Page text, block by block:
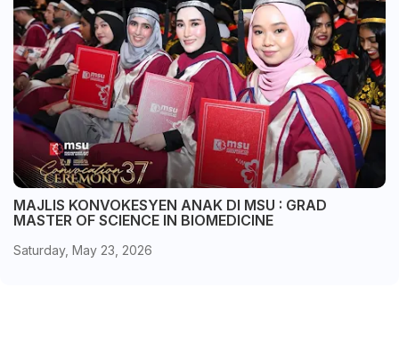
MAJLIS KONVOKESYEN ANAK DI MSU : GRAD
MASTER OF SCIENCE IN BIOMEDICINE
Saturday, May 23, 2026